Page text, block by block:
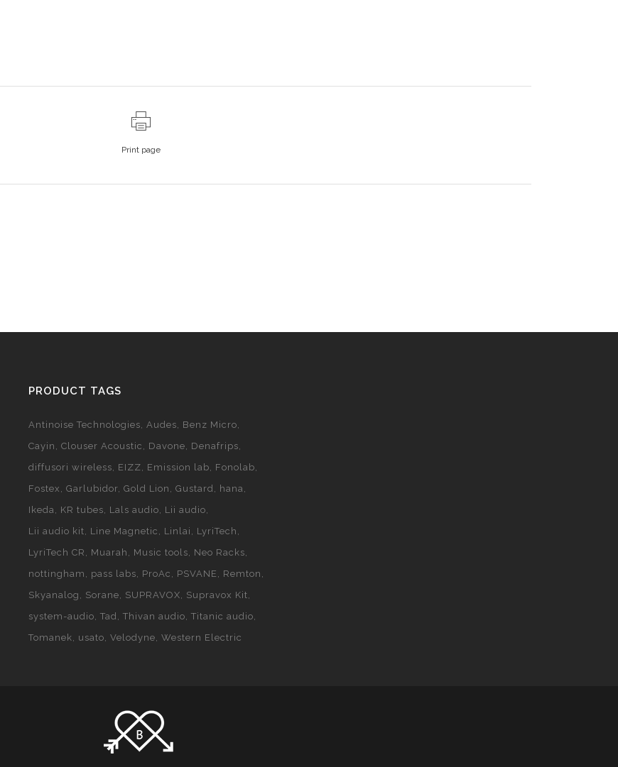
Print page
PRODUCT TAGS
Antinoise Technologies Audes
Benz Micro
Cayin
Clouser Acoustic Davone
Denafrips
diffusori wireless
EIZZ Emission lab
Fonolab
Fostex
Garlubidor Gold Lion Gustard
hana
Ikeda
KR tubes Lals audio
Lii audio
Lii audio kit
Line Magnetic Linlai
LyriTech
LyriTech CR
Muarah Music tools
Neo Racks
nottingham
pass labs ProAc PSVANE
Remton
Skyanalog
Sorane SUPRAVOX
Supravox Kit
system-audio Tad Thivan audio Titanic audio
Tomanek
usato Velodyne Western Electric